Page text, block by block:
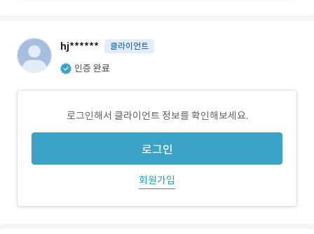
hj****** 클라이언트
인증 완료
로그인해서 클라이언트 정보를 확인해보세요.
로그인
회원가입